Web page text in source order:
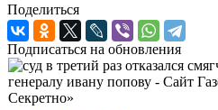
Поделиться
Подписаться на обновления